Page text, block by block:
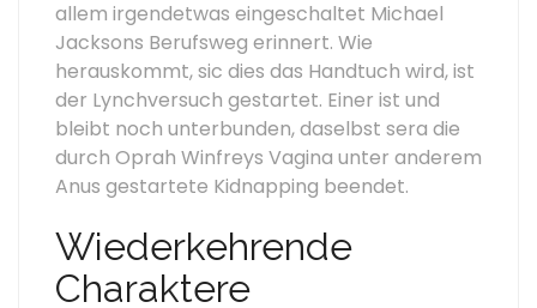
allem irgendetwas eingeschaltet Michael
Jacksons Berufsweg erinnert. Wie
herauskommt, sic dies das Handtuch wird, ist
der Lynchversuch gestartet. Einer ist und
bleibt noch unterbunden, daselbst sera die
durch Oprah Winfreys Vagina unter anderem
Anus gestartete Kidnapping beendet.
Wiederkehrende
Charaktere